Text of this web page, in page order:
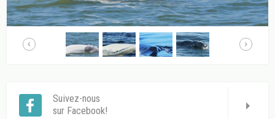
Suivez-nous
sur Facebook!